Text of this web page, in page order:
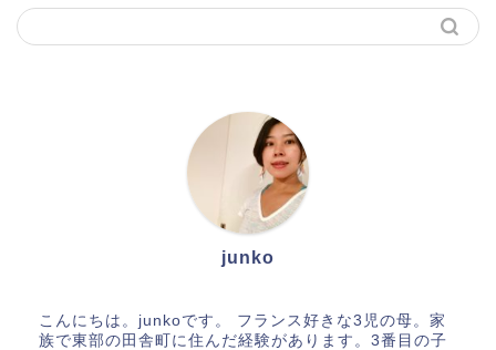
junko
こんにちは。junkoです。 フランス好きな3児の母。家
族で東部の田舎町に住んだ経験があります。3番目の子